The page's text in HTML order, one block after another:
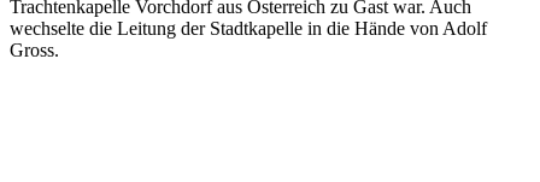
Trachtenkapelle Vorchdorf aus Österreich zu Gast war. Auch
wechselte die Leitung der Stadtkapelle in die Hände von Adolf
Gross.